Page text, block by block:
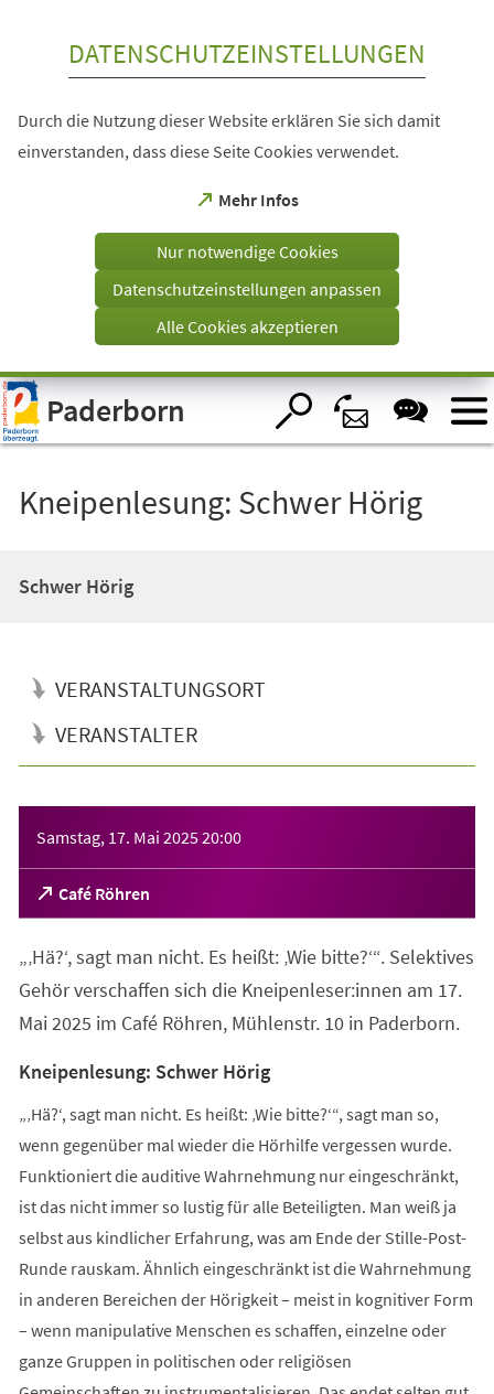
Visuelle
Assistenzsoftware
öffnen.
DATENSCHUTZEINSTELLUNGEN
Durch die Nutzung dieser Website erklären Sie sich damit
einverstanden, dass diese Seite Cookies verwendet.
Mehr Infos
(Öffnet
einem
Tab)
Nur notwendige Cookies
Datenschutzeinstellungen anpassen
Alle Cookies akzeptieren
Paderborn
Kneipenlesung: Schwer Hörig
Schwer Hörig
VERANSTALTUNGSORT
VERANSTALTER
Samstag, 17. Mai 202520:00
Café Röhren
(Öffnet
in
neuen
Tab)
„‚Hä?‘, sagt man nicht. Es heißt: ‚Wie bitte?‘“. Selektives
Gehör verschaffen sich die Kneipenleser:innen am 17.
Mai 2025 im Café Röhren, Mühlenstr. 10 in Paderborn.
Kneipenlesung: Schwer Hörig
„‚Hä?‘, sagt man nicht. Es heißt: ‚Wie bitte?‘“, sagt man so,
wenn gegenüber mal wieder die Hörhilfe vergessen wurde.
Funktioniert die auditive Wahrnehmung nur eingeschränkt,
ist das nicht immer so lustig für alle Beteiligten. Man weiß ja
selbst aus kindlicher Erfahrung, was am Ende der Stille-Post-
Runde rauskam. Ähnlich eingeschränkt ist die Wahrnehmung
in anderen Bereichen der Hörigkeit – meist in kognitiver Form
– wenn manipulative Menschen es schaffen, einzelne oder
ganze Gruppen in politischen oder religiösen